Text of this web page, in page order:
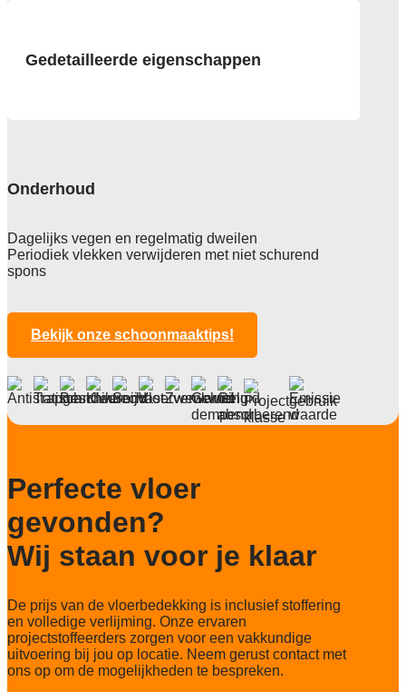
Gedetailleerde eigenschappen
Geweven Jute
200 cm breed
Totale hoogte
Anti statisch
ja , 2 kv
2.900 g/m2
Lichtechtheid NF EN ISO 105-B02
33 Zwaar commercieel
Slipweerstand
R10
Thermische weerstand
Geluidsisolatie
19 dB
Brandwerend
Cfl-S1
Onderhoud
Dagelijks vegen en regelmatig dweilen
Periodiek vlekken verwijderen met niet schurend
spons
Bekijk onze schoonmaaktips!
Perfecte vloer
gevonden?
Wij staan voor je klaar
De prijs van de vloerbedekking is inclusief stoffering
en volledige verlijming. Onze ervaren
projectstoffeerders zorgen voor een vakkundige
uitvoering bij jou op locatie. Neem gerust contact met
ons op om de mogelijkheden te bespreken.